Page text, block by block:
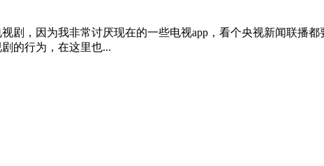
剧，因为我非常讨厌现在的一些电视app，看个央视新闻联播
的行为，在这里也...